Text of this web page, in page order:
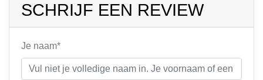
SCHRIJF EEN REVIEW
Je naam*